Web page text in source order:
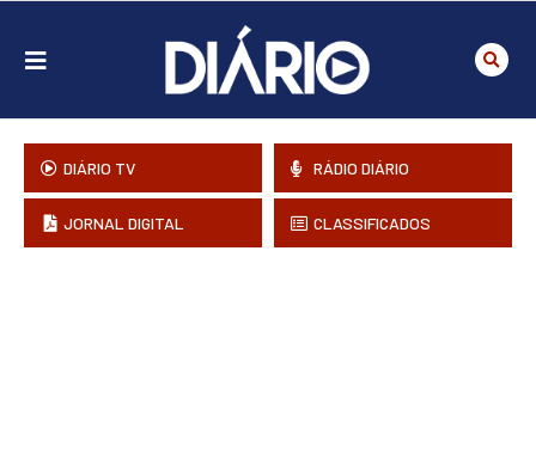
DIÁRIO TV RÁDIO DIÁRIO
JORNAL DIGITAL CLASSIFICADOS